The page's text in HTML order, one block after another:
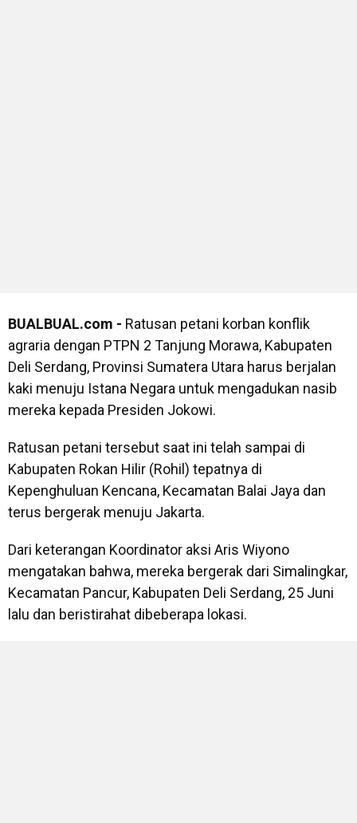
BUALBUAL.com - Ratusan petani korban konflik
agraria dengan PTPN 2 Tanjung Morawa, Kabupaten
Deli Serdang, Provinsi Sumatera Utara harus berjalan
kaki menuju Istana Negara untuk mengadukan nasib
mereka kepada Presiden Jokowi.
Ratusan petani tersebut saat ini telah sampai di
Kabupaten Rokan Hilir (Rohil) tepatnya di
Kepenghuluan Kencana, Kecamatan Balai Jaya dan
terus bergerak menuju Jakarta.
Dari keterangan Koordinator aksi Aris Wiyono
mengatakan bahwa, mereka bergerak dari Simalingkar,
Kecamatan Pancur, Kabupaten Deli Serdang, 25 Juni
lalu dan beristirahat dibeberapa lokasi.